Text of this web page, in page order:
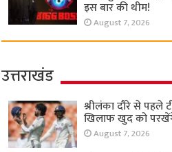
इस बार की थीम!
August 7, 2026
उत्तराखंड
श्रीलंका दौरे से पहले
खिलाफ खुद को
August 7, 2026